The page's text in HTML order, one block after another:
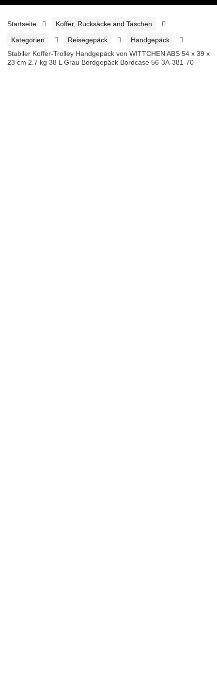
Startseite Koffer, Rucksäcke and Taschen
Kategorien Reisegepäck
Handgepäck
Stabiler Koffer-Trolley Handgepäck von WITTCHEN ABS 54 x 39 x
23 cm 2.7 kg 38 L Grau Bordgepäck Bordcase 56-3A-381-70